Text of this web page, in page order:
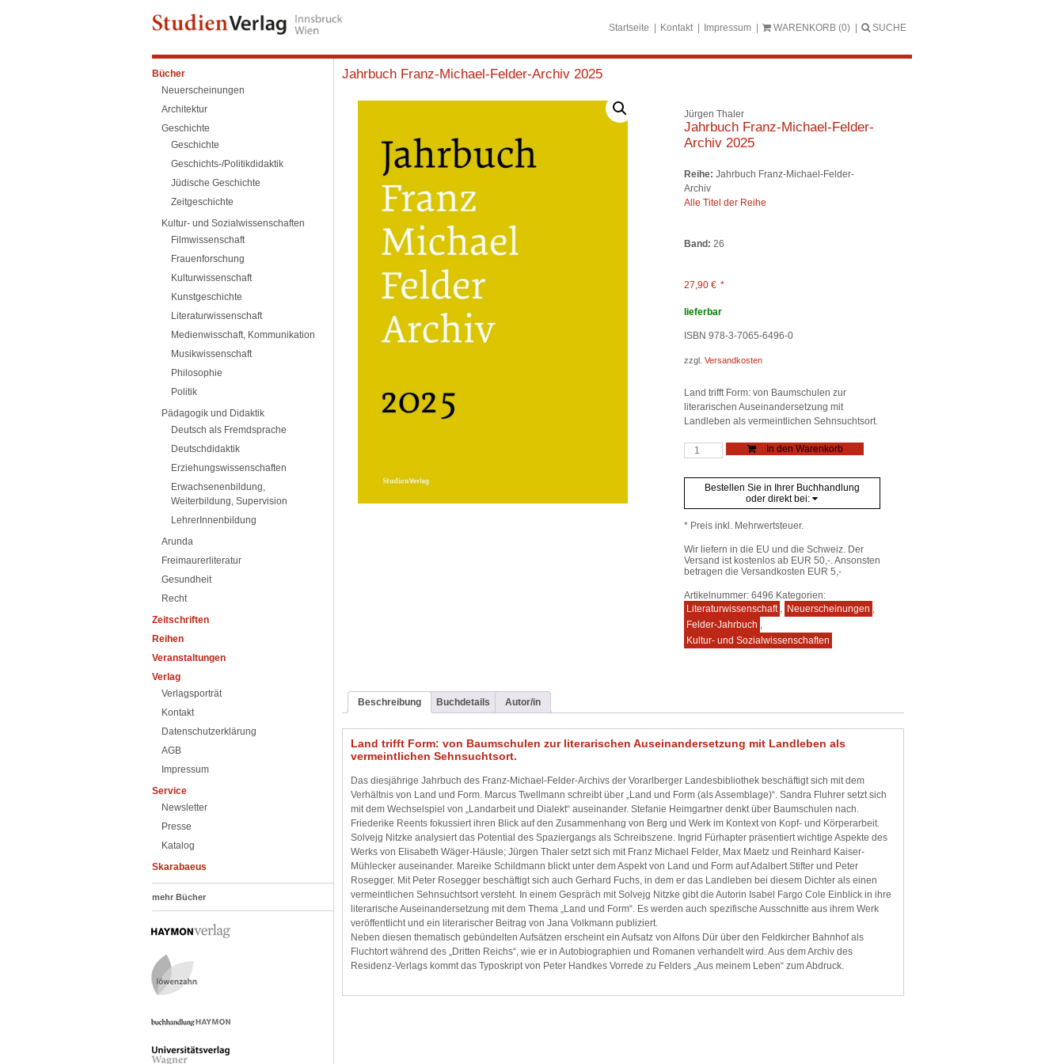
Startseite Kontakt Impressum WARENKORB (0) SUCHE
Bücher
Neuerscheinungen
Architektur
Geschichte
Geschichte
Geschichts-/Politikdidaktik
Jüdische Geschichte
Zeitgeschichte
Kultur- und Sozialwissenschaften
Filmwissenschaft
Frauenforschung
Kulturwissenschaft
Kunstgeschichte
Literaturwissenschaft
Medienwisschaft, Kommunikation
Musikwissenschaft
Philosophie
Politik
Pädagogik und Didaktik
Deutsch als Fremdsprache
Deutschdidaktik
Erziehungswissenschaften
Erwachsenenbildung,
Weiterbildung, Supervision
LehrerInnenbildung
Arunda
Freimaurerliteratur
Gesundheit
Recht
Zeitschriften
Reihen
Veranstaltungen
Verlag
Verlagsporträt
Kontakt
Datenschutzerklärung
AGB
Impressum
Service
Newsletter
Presse
Katalog
Skarabaeus
mehr Bücher
Jahrbuch Franz-Michael-Felder-Archiv 2025
Jürgen Thaler
Jahrbuch Franz-Michael-Felder-
Archiv 2025
Reihe: Jahrbuch Franz-Michael-Felder-
Archiv
Alle Titel der Reihe
Band: 26
27,90 € *
lieferbar
ISBN 978-3-7065-6496-0
zzgl. Versandkosten
Land trifft Form: von Baumschulen zur
literarischen Auseinandersetzung mit
Landleben als vermeintlichen Sehnsuchtsort.
Jahrbuch
Franz-
Felder-
Archiv
In den Warenkorb
Bestellen Sie in Ihrer Buchhandlung
oder direkt bei:
* Preis inkl. Mehrwertsteuer.
Wir liefern in die EU und die Schweiz. Der
Versand ist kostenlos ab EUR 50,-. Ansonsten
betragen die Versandkosten EUR 5,-
Artikelnummer: 6496 Kategorien:
Literaturwissenschaft , Neuerscheinungen ,
Felder-Jahrbuch ,
Kultur- und Sozialwissenschaften
Beschreibung Buchdetails Autor/in
Land trifft Form: von Baumschulen zur literarischen Auseinandersetzung mit Landleben als
vermeintlichen Sehnsuchtsort.
Das diesjährige Jahrbuch des Franz-Michael-Felder-Archivs der Vorarlberger Landesbibliothek beschäftigt sich mit dem
Verhältnis von Land und Form. Marcus Twellmann schreibt über „Land und Form (als Assemblage)“. Sandra Fluhrer setzt sich
mit dem Wechselspiel von „Landarbeit und Dialekt“ auseinander. Stefanie Heimgartner denkt über Baumschulen nach.
Friederike Reents fokussiert ihren Blick auf den Zusammenhang von Berg und Werk im Kontext von Kopf- und Körperarbeit.
Solvejg Nitzke analysiert das Potential des Spaziergangs als Schreibszene. Ingrid Fürhapter präsentiert wichtige Aspekte des
Werks von Elisabeth Wäger-Häusle; Jürgen Thaler setzt sich mit Franz Michael Felder, Max Maetz und Reinhard Kaiser-
Mühlecker auseinander. Mareike Schildmann blickt unter dem Aspekt von Land und Form auf Adalbert Stifter und Peter
Rosegger. Mit Peter Rosegger beschäftigt sich auch Gerhard Fuchs, in dem er das Landleben bei diesem Dichter als einen
vermeintlichen Sehnsuchtsort versteht. In einem Gespräch mit Solvejg Nitzke gibt die Autorin Isabel Fargo Cole Einblick in ihre
literarische Auseinandersetzung mit dem Thema „Land und Form“. Es werden auch spezifische Ausschnitte aus ihrem Werk
veröffentlicht und ein literarischer Beitrag von Jana Volkmann publiziert.
Neben diesen thematisch gebündelten Aufsätzen erscheint ein Aufsatz von Alfons Dür über den Feldkircher Bahnhof als
Fluchtort während des „Dritten Reichs“, wie er in Autobiographien und Romanen verhandelt wird. Aus dem Archiv des
Residenz-Verlags kommt das Typoskript von Peter Handkes Vorrede zu Felders „Aus meinem Leben“ zum Abdruck.